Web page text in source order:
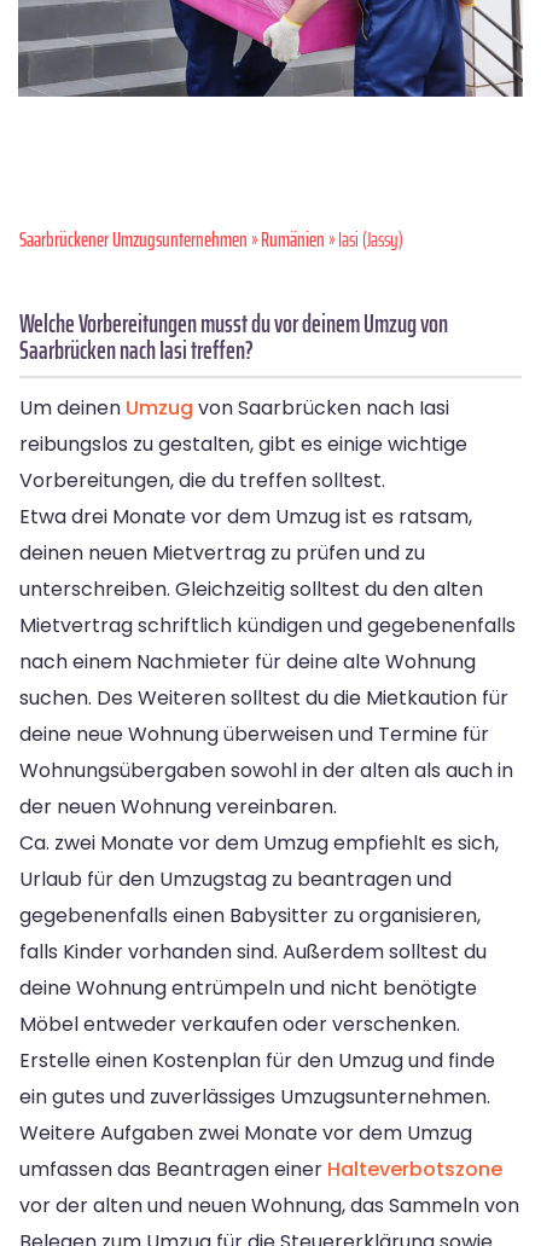
Saarbrückener Umzugsunternehmen»Rumänien» Iasi (Jassy)
Welche Vorbereitungen musst du vor deinem Umzug von
Saarbrücken nach Iasi treffen?
Um deinen Umzug von Saarbrücken nach Iasi
reibungslos zu gestalten, gibt es einige wichtige
Vorbereitungen, die du treffen solltest.
Etwa drei Monate vor dem Umzug ist es ratsam,
deinen neuen Mietvertrag zu prüfen und zu
unterschreiben. Gleichzeitig solltest du den alten
Mietvertrag schriftlich kündigen und gegebenenfalls
nach einem Nachmieter für deine alte Wohnung
suchen. Des Weiteren solltest du die Mietkaution für
deine neue Wohnung überweisen und Termine für
Wohnungsübergaben sowohl in der alten als auch in
der neuen Wohnung vereinbaren.
Ca. zwei Monate vor dem Umzug empfiehlt es sich,
Urlaub für den Umzugstag zu beantragen und
gegebenenfalls einen Babysitter zu organisieren,
falls Kinder vorhanden sind. Außerdem solltest du
deine Wohnung entrümpeln und nicht benötigte
Möbel entweder verkaufen oder verschenken.
Erstelle einen Kostenplan für den Umzug und finde
ein gutes und zuverlässiges Umzugsunternehmen.
Weitere Aufgaben zwei Monate vor dem Umzug
umfassen das Beantragen einer Halteverbotszone
vor der alten und neuen Wohnung, das Sammeln von